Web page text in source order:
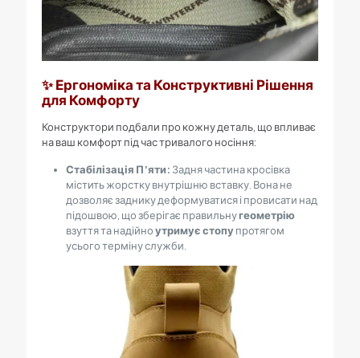
✨ Ергономіка та Конструктивні Рішення
для Комфорту
Конструктори подбали про кожну деталь, що впливає
на ваш комфорт під час тривалого носіння:
Стабілізація П’яти: Задня частина кросівка
містить жорстку внутрішню вставку. Вона не
дозволяє заднику деформуватися і провисати над
підошвою, що зберігає правильнугеометрію
взуття та надійноутримує стопупротягом
усього терміну служби.